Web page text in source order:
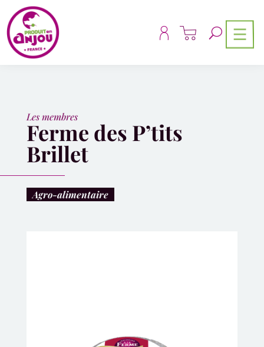
Les membres
Ferme des P’tits
Brillet
Agro-alimentaire
Panneau de gestion des cookies